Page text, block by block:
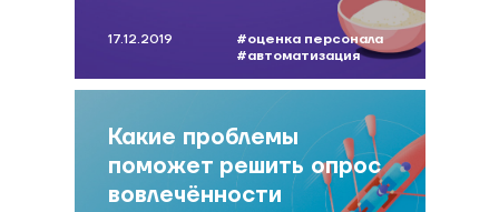
17.12.2019
#оценка персонала
#автоматизация
#hipo#павлов
Какие проблемы
поможет решить опрос
вовлечённости